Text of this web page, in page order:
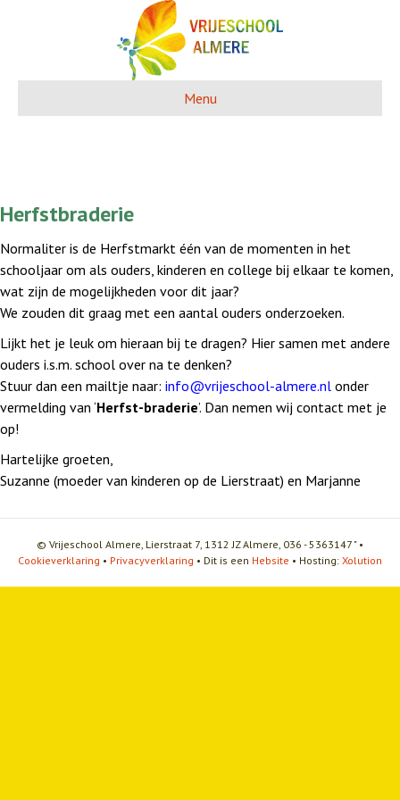
Menu
Herfstbraderie
Normaliter is de Herfstmarkt één van de momenten in het
schooljaar om als ouders, kinderen en college bij elkaar te komen,
wat zijn de mogelijkheden voor dit jaar?
We zouden dit graag met een aantal ouders onderzoeken.
Lijkt het je leuk om hieraan bij te dragen? Hier samen met andere
ouders i.s.m. school over na te denken?
Stuur dan een mailtje naar: info@vrijeschool-almere.nl onder
vermelding van ‘Herfst-braderie’. Dan nemen wij contact met je
op!
Hartelijke groeten,
Suzanne (moeder van kinderen op de Lierstraat) en Marjanne
© Vrijeschool Almere, Lierstraat 7, 1312 JZ Almere, 036 - 5363147 " •
Cookieverklaring • Privacyverklaring • Dit is een Hebsite • Hosting: Xolution